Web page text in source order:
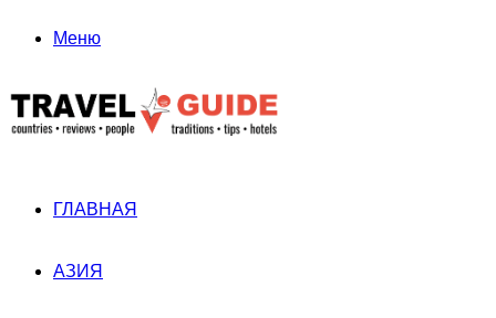
Меню
ГЛАВНАЯ
АЗИЯ